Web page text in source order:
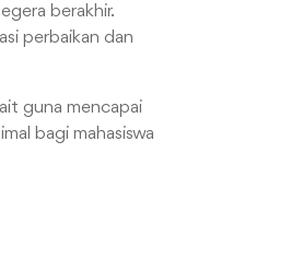
berakhir.
perbaikan dan
guna mencapai
bagi mahasiswa